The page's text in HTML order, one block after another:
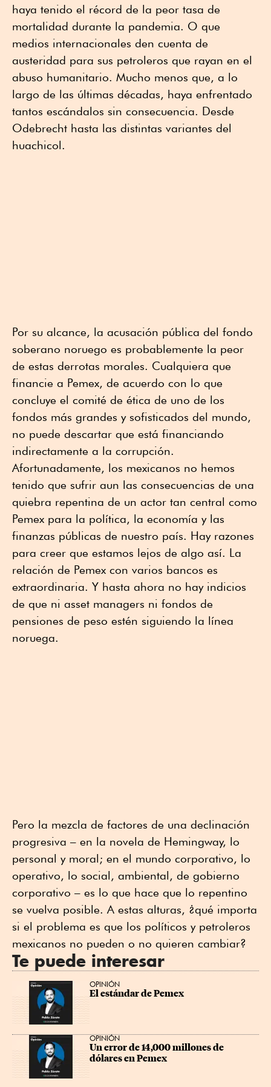
haya tenido el récord de la peor tasa de
mortalidad durante la pandemia. O que
medios internacionales den cuenta de
austeridad para sus petroleros que rayan en el
abuso humanitario. Mucho menos que, a lo
largo de las últimas décadas, haya enfrentado
tantos escándalos sin consecuencia. Desde
Odebrecht hasta las distintas variantes del
huachicol.
Por su alcance, la acusación pública del fondo
soberano noruego es probablemente la peor
de estas derrotas morales. Cualquiera que
financie a Pemex, de acuerdo con lo que
concluye el comité de ética de uno de los
fondos más grandes y sofisticados del mundo,
no puede descartar que está financiando
indirectamente a la corrupción.
Afortunadamente, los mexicanos no hemos
tenido que sufrir aun las consecuencias de una
quiebra repentina de un actor tan central como
Pemex para la política, la economía y las
finanzas públicas de nuestro país. Hay razones
para creer que estamos lejos de algo así. La
relación de Pemex con varios bancos es
extraordinaria. Y hasta ahora no hay indicios
de que ni asset managers ni fondos de
pensiones de peso estén siguiendo la línea
noruega.
Pero la mezcla de factores de una declinación
progresiva – en la novela de Hemingway, lo
personal y moral; en el mundo corporativo, lo
operativo, lo social, ambiental, de gobierno
corporativo – es lo que hace que lo repentino
se vuelva posible. A estas alturas, ¿qué importa
si el problema es que los políticos y petroleros
mexicanos no pueden o no quieren cambiar?
Te puede interesar
OPINIÓN
El estándar de Pemex
OPINIÓN
Un error de 14,000 millones de
dólares en Pemex